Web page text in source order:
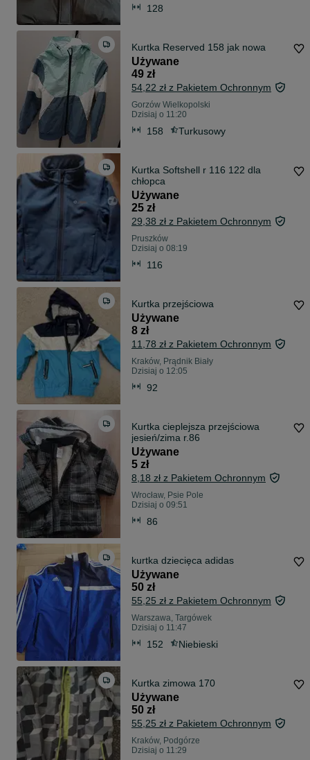
128
Kurtka Reserved 158 jak nowa
Używane
49 zł
54,22 zł z Pakietem Ochronnym
Gorzów Wielkopolski
Dzisiaj o 11:20
158 Turkusowy
Kurtka Softshell r 116 122 dla
chłopca
Używane
25 zł
29,38 zł z Pakietem Ochronnym
Pruszków
Dzisiaj o 08:19
116
Kurtka przejściowa
Używane
8 zł
11,78 zł z Pakietem Ochronnym
Kraków, Prądnik Biały
Dzisiaj o 12:05
92
Kurtka cieplejsza przejściowa
jesień/zima r.86
Używane
5 zł
8,18 zł z Pakietem Ochronnym
Wrocław, Psie Pole
Dzisiaj o 09:51
86
kurtka dziecięca adidas
Używane
50 zł
55,25 zł z Pakietem Ochronnym
Warszawa, Targówek
Dzisiaj o 11:47
152 Niebieski
Kurtka zimowa 170
Używane
50 zł
55,25 zł z Pakietem Ochronnym
Kraków, Podgórze
Dzisiaj o 11:29